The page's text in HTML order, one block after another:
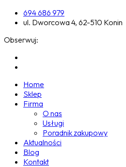
694 686 979
ul. Dworcowa 4, 62-510 Konin
Obserwuj:
Home
Sklep
Firma
O nas
Usługi
Poradnik zakupowy
Aktualności
Blog
Kontakt